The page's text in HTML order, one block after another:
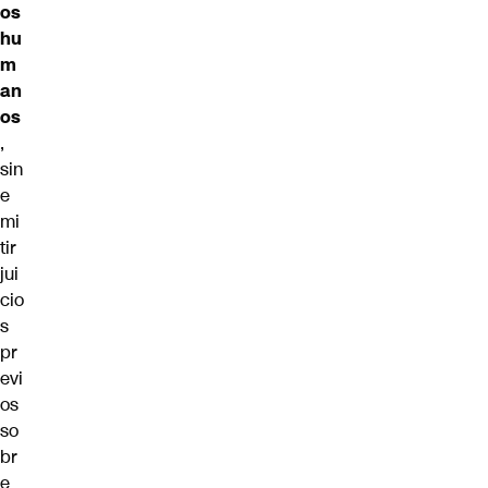
os
hu
m
an
os
,
sin
e
mi
tir
jui
cio
s
pr
evi
os
so
br
e